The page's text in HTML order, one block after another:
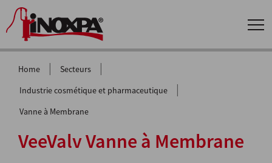
Home | Secteurs |
Industrie cosmétique et pharmaceutique |
Vanne à Membrane
VeeValv Vanne à Membrane